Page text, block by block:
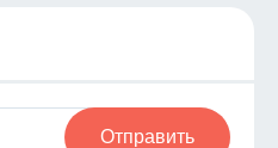
Отправить